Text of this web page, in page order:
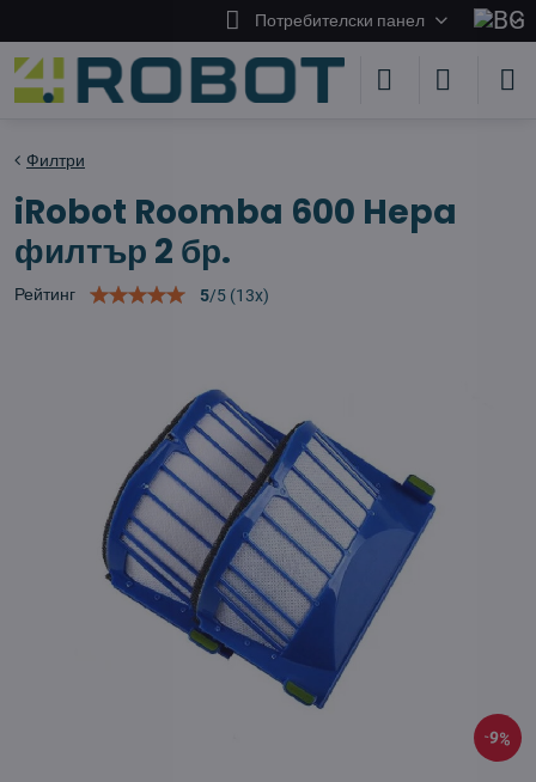
Потребителски панел
9%
Филтри
iRobot Roomba 600 Hepa
филтър 2 бр.
Рейтинг 5/5 (13x)